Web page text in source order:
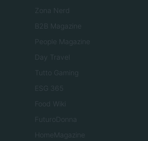
Zona Nerd
B2B Magazine
People Magazine
Day Travel
Tutto Gaming
ESG 365
Food Wiki
FuturoDonna
HomeMagazine